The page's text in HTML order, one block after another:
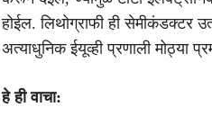
होईल. लिथोग्राफी ही सेमीकंडक्टर
अत्याधुनिक ईयूव्ही प्रणाली मोठ्या
हे ही वाचा: